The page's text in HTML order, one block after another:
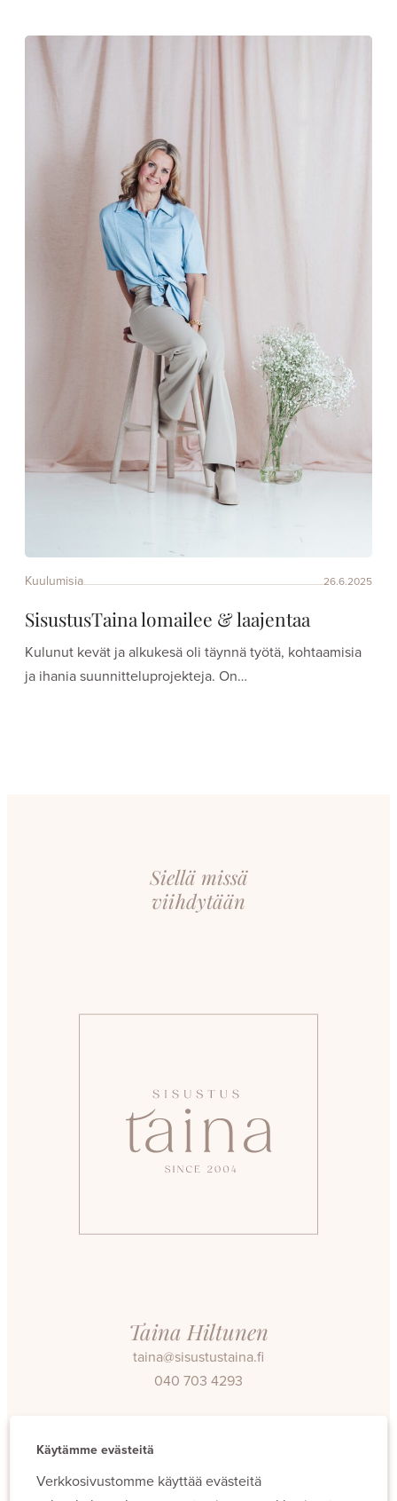
Kuulumisia 26.6.2025
SisustusTaina lomailee & laajentaa
Kulunut kevät ja alkukesä oli täynnä työtä, kohtaamisia
ja ihania suunnitteluprojekteja. On…
Siellä missä
viihdytään
Taina Hiltunen
taina@sisustustaina.fi
040 703 4293
Käytämme evästeitä
Verkkosivustomme käyttää evästeitä